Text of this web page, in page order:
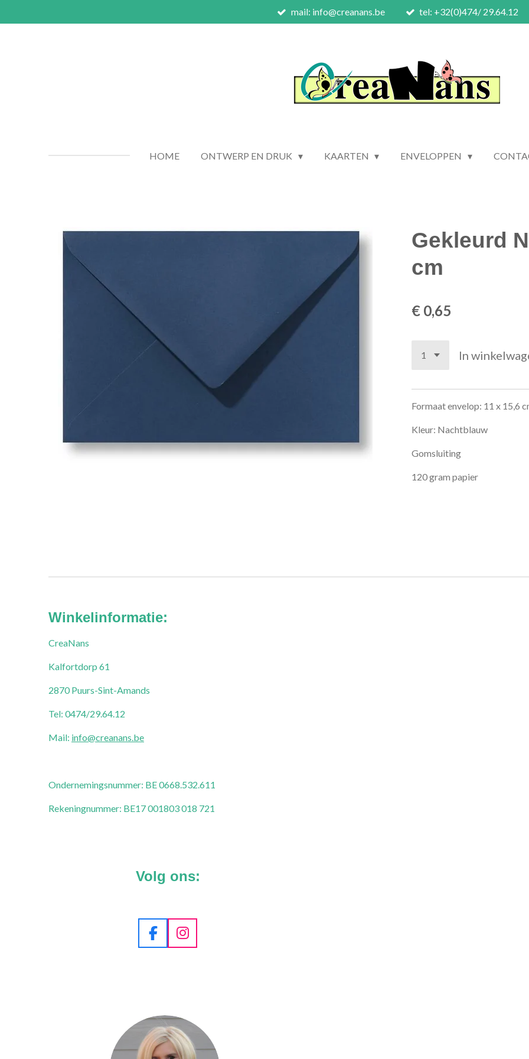
direct
mail: info@creanans.be tel: +32(0)474/ 29.64.12
HOME ONTWERP EN DRUK KAARTEN ENVELOPPEN
Gekleurd
cm
€ 0,65
In
Formaat envelop: 11 x 15,6
Kleur: Nachtblauw
Gomsluiting
120 gram papier
Winkelinformatie:
CreaNans
Kalfortdorp 61
2870 Puurs-Sint-Amands
Tel: 0474/29.64.12
Mail: info@creanans.be
Ondernemingsnummer: BE 0668.532.611
Rekeningnummer: BE17 001803 018 721
Volg ons:
F
o
k
I
r
a
m